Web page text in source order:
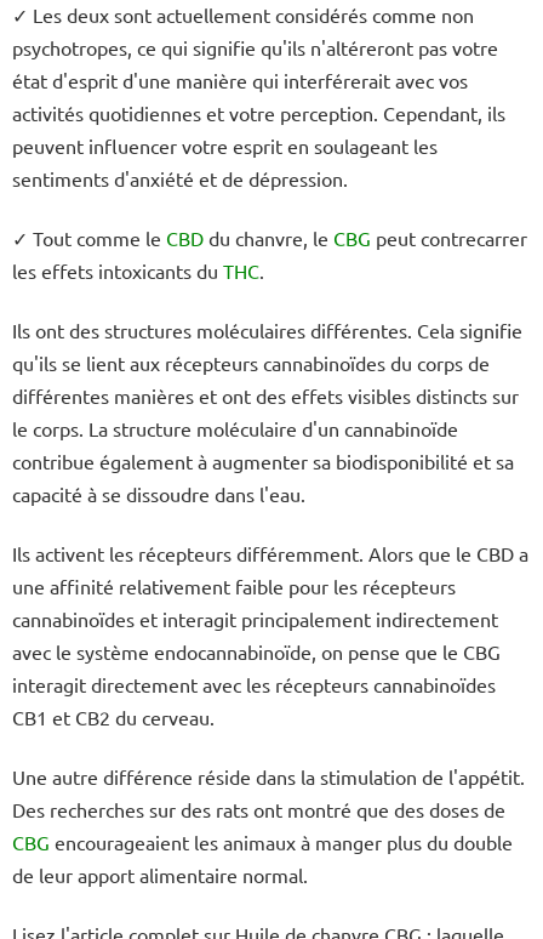
l
e
d
e
s
l
i
t
✓ Les deux sont actuellement considérés comme non
psychotropes, ce qui signifie qu'ils n'altéreront pas votre
état d'esprit d'une manière qui interférerait avec vos
activités quotidiennes et votre perception. Cependant, ils
peuvent influencer votre esprit en soulageant les
sentiments d'anxiété et de dépression.
✓ Tout comme le CBD du chanvre, le CBG peut contrecarrer
les effets intoxicants du THC
Ils ont des structures moléculaires différentes. Cela signifie
qu'ils se lient aux récepteurs cannabinoïdes du corps de
différentes manières et ont des effets visibles distincts sur
le corps. La structure moléculaire d'un cannabinoïde
contribue également à augmenter sa biodisponibilité et sa
capacité à se dissoudre dans l'eau.
Ils activent les récepteurs différemment. Alors que le CBD a
une affinité relativement faible pour les récepteurs
cannabinoïdes et interagit principalement indirectement
avec le système endocannabinoïde, on pense que le CBG
interagit directement avec les récepteurs cannabinoïdes
CB1 et CB2 du cerveau.
Une autre différence réside dans la stimulation de l'appétit.
Des recherches sur des rats ont montré que des doses de
CBG encourageaient les animaux à manger plus du double
de leur apport alimentaire normal.
Lisez l'article complet sur Huile de chanvre CBG : laquelle